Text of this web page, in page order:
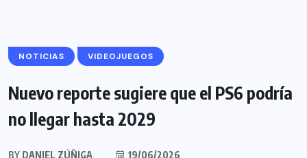
NOTICIAS VIDEOJUEGOS
Nuevo reporte sugiere que el PS6 podría
no llegar hasta 2029
BY DANIEL ZÚÑIGA
19/06/2026